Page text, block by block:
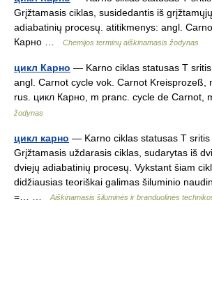
Grįžtamasis ciklas, susidedantis iš
adiabatinių procesų. atitikmenys: angl.
Карно …
Chemijos terminų aiškinamasis žodynas
цикл Карно — Karno ciklas statusas T
angl. Carnot cycle vok. Carnot Kreisprozeß,
rus. цикл Карно, m pranc. cycle de
žodynas
цикл карно — Karno ciklas statusas T
Grįžtamasis uždarasis ciklas, sudarytas iš
dviejų adiabatinių procesų. Vykstant šiam
didžiausias teoriškai galimas šiluminio
=… …
Aiškinamasis šiluminės ir branduolinės